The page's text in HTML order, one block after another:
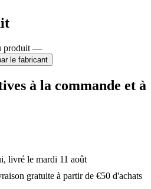
produit —
le fabricant
à la commande et à
livré le mardi 11 août
gratuite à partir de €50 d'achats